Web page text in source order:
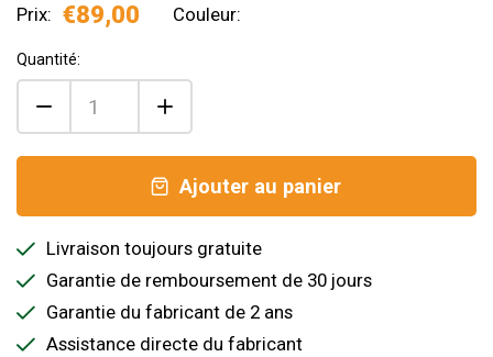
Prix: €89,00 Couleur:
Quantité:
Ajouter au panier
Livraison toujours gratuite
Garantie de remboursement de 30 jours
Garantie du fabricant de 2 ans
Assistance directe du fabricant